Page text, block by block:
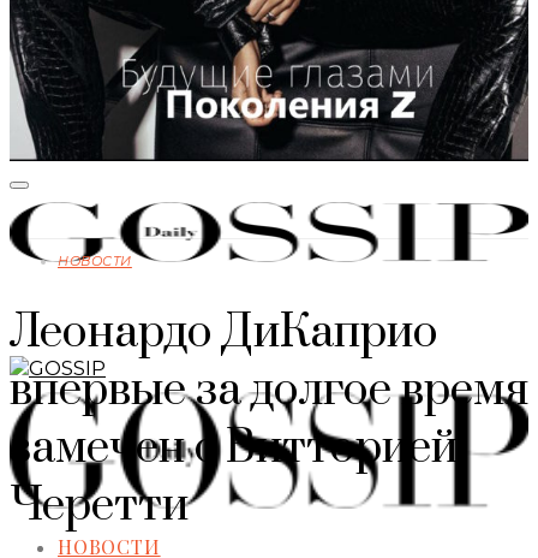
НОВОСТИ
НОВОСТИ
Леонардо ДиКаприо
впервые за долгое время
замечен с Витторией
Черетти